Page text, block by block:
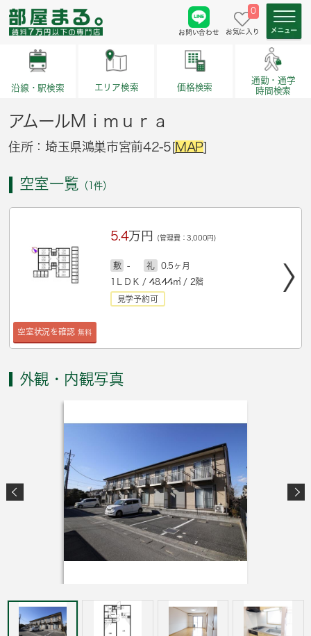
お問い合わせ
0
お気に入り
沿線・駅検索 エリア検索 価格検索
通勤・通学
時間検索
アムールＭｉｍｕｒａ
住所：埼玉県鴻巣市宮前42-5[MAP]
空室一覧 （1件）
空室状況を確認 無料
5.4万円 (管理費：3,000円)
敷 - 礼
0.5ヶ月
1ＬＤＫ / 48.44㎡ / 2階
見学予約可
外観・内観写真